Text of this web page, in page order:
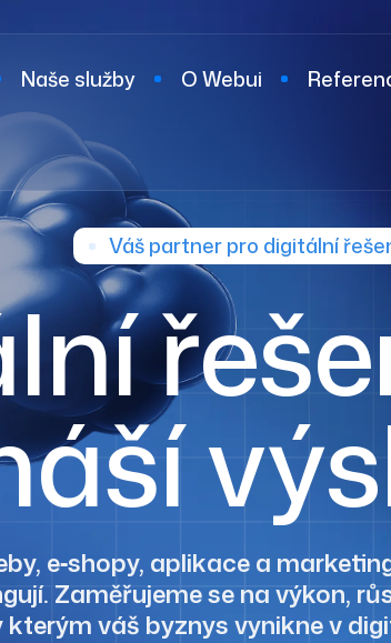
Naše služby O Webui
Váš partner pro digitální
e‑shopy, aplikace a
Zaměřujeme se na výkon,
kterým váš byznys vynikne v